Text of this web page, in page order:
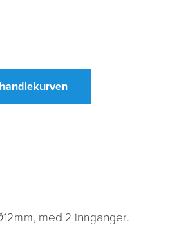
med 2 innganger.